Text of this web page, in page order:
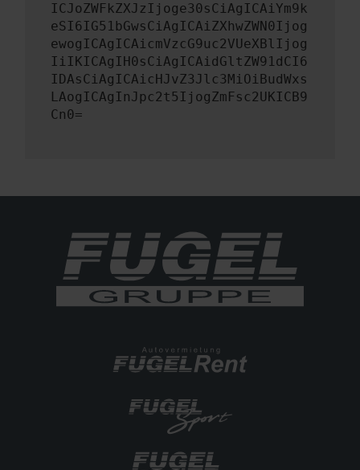
ICJoZWFkZXJzIjoge30sCiAgICAiYm9k
eSI6IG51bGwsCiAgICAiZXhwZWN0Ijog
ewogICAgICAicmVzcG9uc2VUeXBlIjog
IiIKICAgIH0sCiAgICAidGltZW91dCI6
IDAsCiAgICAicHJvZ3Jlc3MiOiBudWxs
LAogICAgInJpc2t5IjogZmFsc2UKICB9
Cn0=